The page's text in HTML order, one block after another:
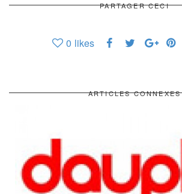
PARTAGER CECI
0 likes
ARTICLES CONNEXES